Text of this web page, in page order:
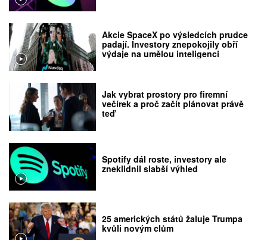
Akcie SpaceX po výsledcích prudce
padají. Investory znepokojily obří
výdaje na umělou inteligenci
Jak vybrat prostory pro firemní
večírek a proč začít plánovat právě
teď
Spotify dál roste, investory ale
zneklidnil slabší výhled
25 amerických států žaluje Trumpa
kvůli novým clům